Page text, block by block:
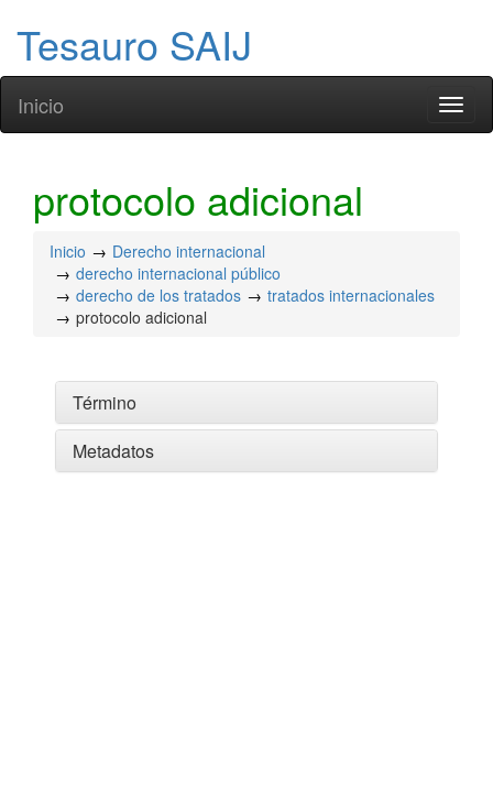
Tesauro SAIJ
Inicio
protocolo adicional
Inicio
Derecho internacional
derecho internacional público
derecho de los tratados
tratados internacionales
protocolo adicional
Término
Metadatos